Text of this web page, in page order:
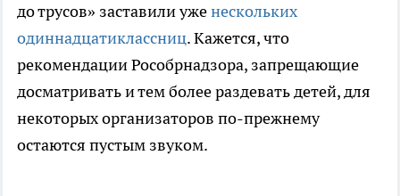
до трусов» заставили уженескольких
одиннадцатиклассниц. Кажется, что
рекомендации Рособрнадзора, запрещающие
досматривать и тем более раздевать детей, для
некоторых организаторов по-прежнему
остаются пустым звуком.